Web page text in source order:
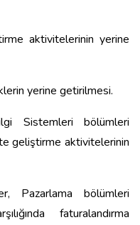
aktivitelerinin yerine
yerine getirilmesi.
Sistemleri bölümleri
geliştirme aktivitelerinin
Pazarlama bölümleri
faturalandırma